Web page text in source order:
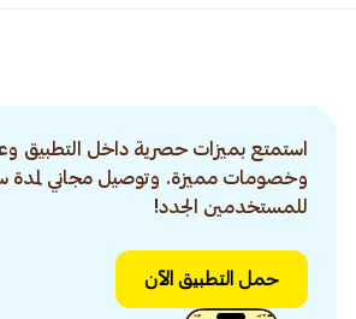
استمتع بميزات حصرية داخل التطبيق
وخصومات مميزة. وتوصيل مجاني لمدة
للمستخدمين الجدد!
حمل التطبيق الآن